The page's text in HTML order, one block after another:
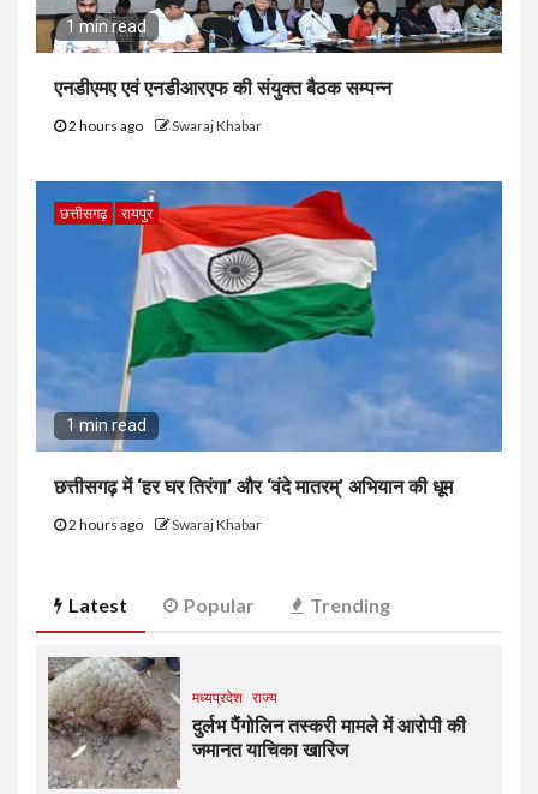
1 min read
एनडीएमए एवं एनडीआरएफ की संयुक्त बैठक सम्पन्न
2 hours ago Swaraj Khabar
छत्तीसगढ़ रायपुर
1 min read
छत्तीसगढ़ में ‘हर घर तिरंगा’ और ‘वंदे मातरम्’ अभियान की धूम
2 hours ago Swaraj Khabar
Latest Popular Trending
मध्यप्रदेश राज्य
दुर्लभ पैंगोलिन तस्करी मामले में आरोपी की
जमानत याचिका खारिज